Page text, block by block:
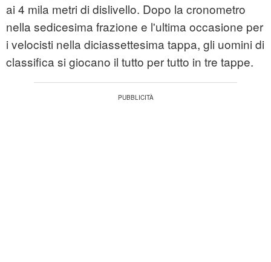
ai 4 mila metri di dislivello. Dopo la cronometro
nella sedicesima frazione e l'ultima occasione per
i velocisti nella diciassettesima tappa, gli uomini di
classifica si giocano il tutto per tutto in tre tappe.